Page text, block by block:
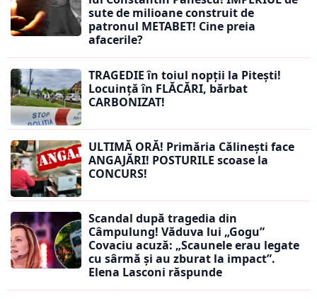
sute de milioane construit de
patronul METABET! Cine preia
afacerile?
TRAGEDIE în toiul nopții la Pitești!
Locuință în FLĂCĂRI, bărbat
CARBONIZAT!
ULTIMĂ ORĂ! Primăria Călinești face
ANGAJĂRI! POSTURILE scoase la
CONCURS!
Scandal după tragedia din
Câmpulung! Văduva lui „Gogu”
Covaciu acuză: „Scaunele erau legate
cu sârmă și au zburat la impact”.
Elena Lasconi răspunde